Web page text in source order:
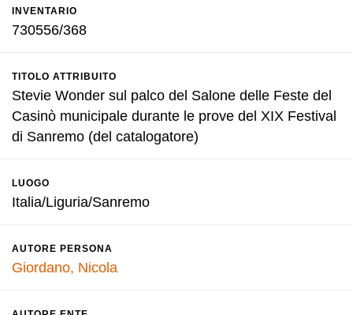
INVENTARIO
730556/368
TITOLO ATTRIBUITO
Stevie Wonder sul palco del Salone delle Feste del
Casinò municipale durante le prove del XIX Festival
di Sanremo (del catalogatore)
LUOGO
Italia/Liguria/Sanremo
AUTORE PERSONA
Giordano, Nicola